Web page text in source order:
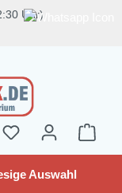
Uhr)
Auswahl